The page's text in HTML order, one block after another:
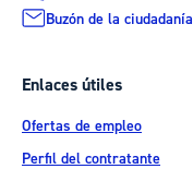
Buzón de la ciudadanía
Enlaces útiles
Ofertas de empleo
Perfil del contratante